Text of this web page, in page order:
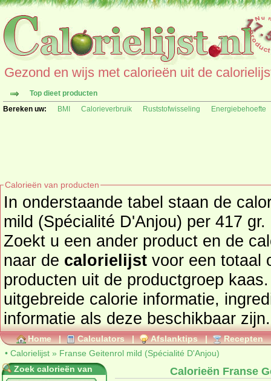
Gezond en wijs met calorieën uit de
Top dieet producten
Bereken uw:
BMI Calorieverbruik Ruststofwisseling Energiebehoefte
Calorieën van producten
In onderstaande tabel staan de
mild (Spécialité D'Anjou) per 417
Zoekt u een ander product en de
naar de calorielijst voor een totaal
producten uit de productgroep kaas. Tevens
uitgebreide calorie informatie,
informatie als deze beschikbaar zijn.
Home | Calculators | Afslanktips | Recepten
• Calorielijst » Franse Geitenrol mild (Spécialité D'Anjou)
Zoek calorieën van
Calorieën Franse